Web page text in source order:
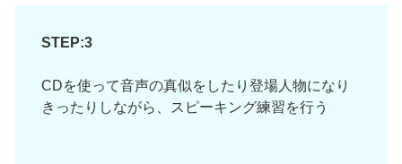
STEP:3
CDを使って音声の真似をしたり登場人物になり
きったりしながら、スピーキング練習を行う